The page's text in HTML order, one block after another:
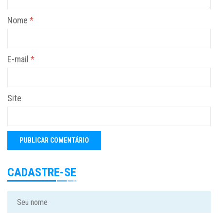
Nome *
E-mail *
Site
CADASTRE-SE